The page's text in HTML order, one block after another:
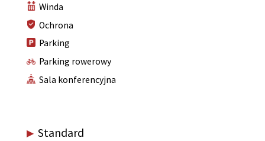
Winda
Ochrona
Parking
Parking rowerowy
Sala konferencyjna
Standard